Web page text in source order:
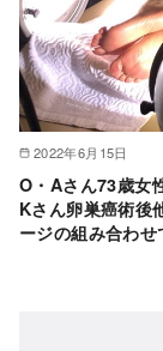
2022年6月15日
O・Aさん73歳女
Kさん卵巣癌術後
ージの組み合わせ